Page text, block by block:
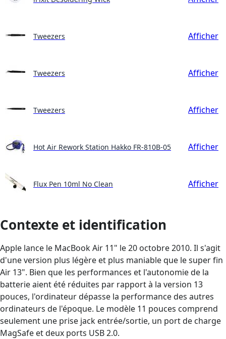
Tweezers Afficher
Tweezers Afficher
Tweezers Afficher
Hot Air Rework Station Hakko FR-810B-05 Afficher
Flux Pen 10ml No Clean Afficher
Contexte et identification
Apple lance le MacBook Air 11" le 20 octobre 2010. Il s'agit
d'une version plus légère et plus maniable que le super fin
Air 13". Bien que les performances et l'autonomie de la
batterie aient été réduites par rapport à la version 13
pouces, l'ordinateur dépasse la performance des autres
ordinateurs de l'époque. Le modèle 11 pouces comprend
seulement une prise jack entrée/sortie, un port de charge
MagSafe et deux ports USB 2.0.